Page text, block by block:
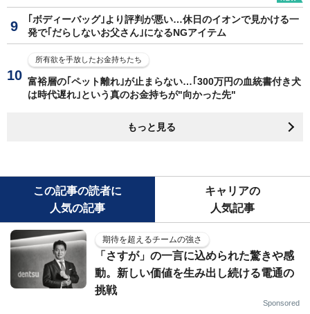
｢ボディーバッグ｣より評判が悪い…休日のイオンで見かける一
発で｢だらしないお父さん｣になるNGアイテム
所有欲を手放したお金持ちたち
富裕層の｢ペット離れ｣が止まらない…｢300万円の血統書付き犬
は時代遅れ｣という真のお金持ちが"向かった先"
もっと見る
この記事の読者に
人気の記事
キャリアの
人気記事
期待を超えるチームの強さ
「さすが」の一言に込められた驚きや感
動。新しい価値を生み出し続ける電通の
挑戦
Sponsored